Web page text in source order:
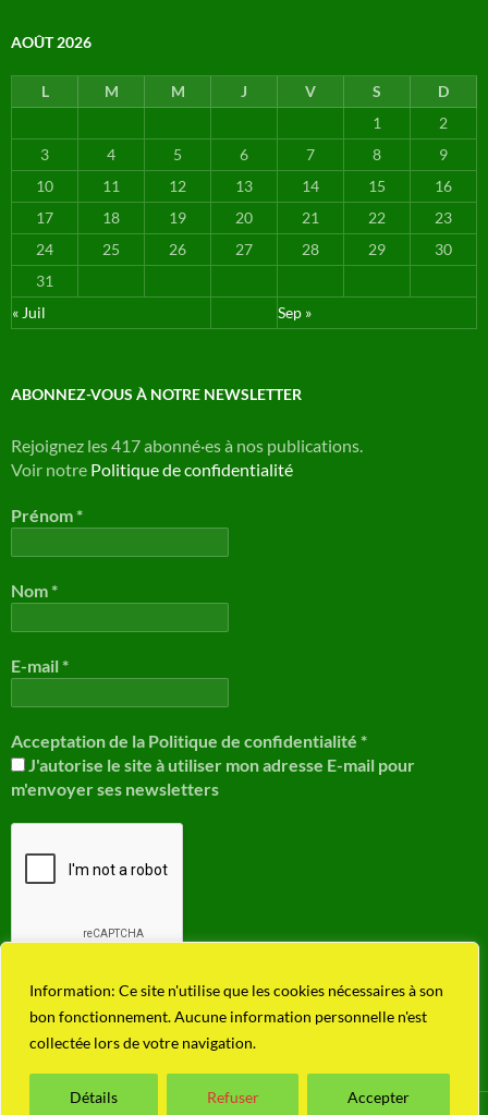
Information: Ce site n'utilise que les cookies nécessaires à son
bon fonctionnement. Aucune information personnelle n'est
collectée lors de votre navigation.
Détails Refuser Accepter
AOÛT 2026
L M M J V S
D
1
2
3
4 5 6 7 8
9
10
11 12 13 14 15
16
17
18 19 20 21 22
23
24
25 26 27 28 29
30
31
« Juil
Sep »
ABONNEZ-VOUS À NOTRE NEWSLETTER
Rejoignez les 417 abonné·es à nos publications.
Voir notre Politique de confidentialité
Prénom*
Nom*
E-mail*
Acceptation de la Politique de confidentialité *
J'autorise le site à utiliser mon adresse E-mail pour
m'envoyer ses newsletters